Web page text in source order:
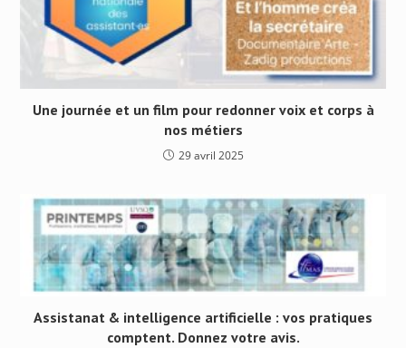
Une journée et un film pour redonner voix et corps à
nos métiers
29 avril 2025
Assistanat & intelligence artificielle : vos pratiques
comptent. Donnez votre avis.